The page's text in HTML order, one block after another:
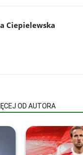
Ciepielewska
OD AUTORA